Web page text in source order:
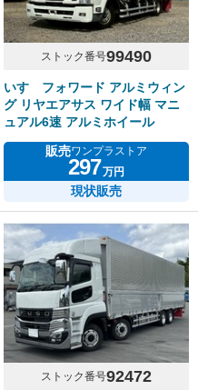
ストック番号99490
いすゞフォワード アルミウィン
グ リヤエアサス ワイド幅 マニ
ュアル6速 アルミホイール
販売ワンプラストア
297万円
現状販売
ストック番号92472